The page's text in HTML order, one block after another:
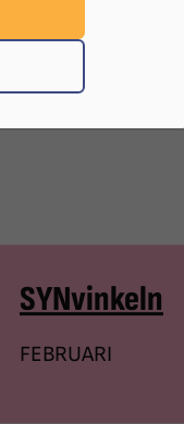
SYNvinkeln
FEBRUARI